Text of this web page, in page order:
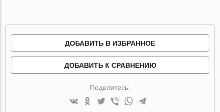
ДОБАВИТЬ В ИЗБРАННОЕ
ДОБАВИТЬ К СРАВНЕНИЮ
Поделитесь: